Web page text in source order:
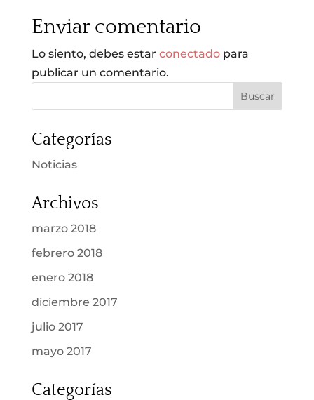
Enviar comentario
Lo siento, debes estar conectadopara
publicar un comentario.
Categorías
Noticias
Archivos
marzo 2018
febrero 2018
enero 2018
diciembre 2017
julio 2017
mayo 2017
Categorías